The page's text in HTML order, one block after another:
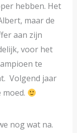
hebben. Het
maar de
aan zijn
voor het
te
Volgend jaar
nog wat na.